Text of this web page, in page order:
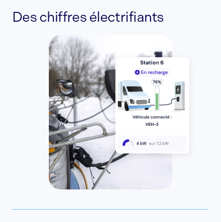
Des chiffres électrifiants